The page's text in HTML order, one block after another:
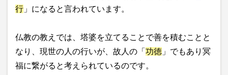
行 」になると言われています。
仏教の教えでは、塔婆を立てることで善を積むことと
なり、現世の人の行いが、故人の「 功徳 」でもあり冥
福に繋がると考えられているのです。